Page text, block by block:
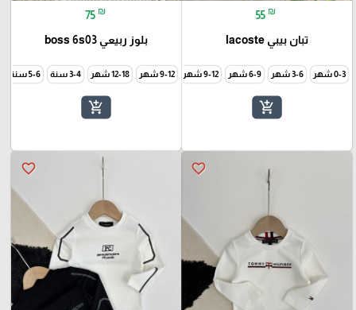
55 ₪
تبان بيبي lacoste
0-3 شهر 3-6 شهر 6-9 شهر 9-12 شهر
add_shopping_cart
75 ₪
بلوز ربيعي boss 6s03
9-12 شهر 12-18 شهر 3-4 سنة 5-6 سنة
add_shopping_cart
favorite_border
favorite_border